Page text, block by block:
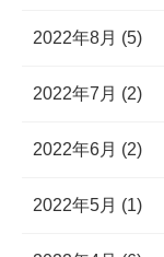
2022年8月 (5)
2022年7月 (2)
2022年6月 (2)
2022年5月 (1)